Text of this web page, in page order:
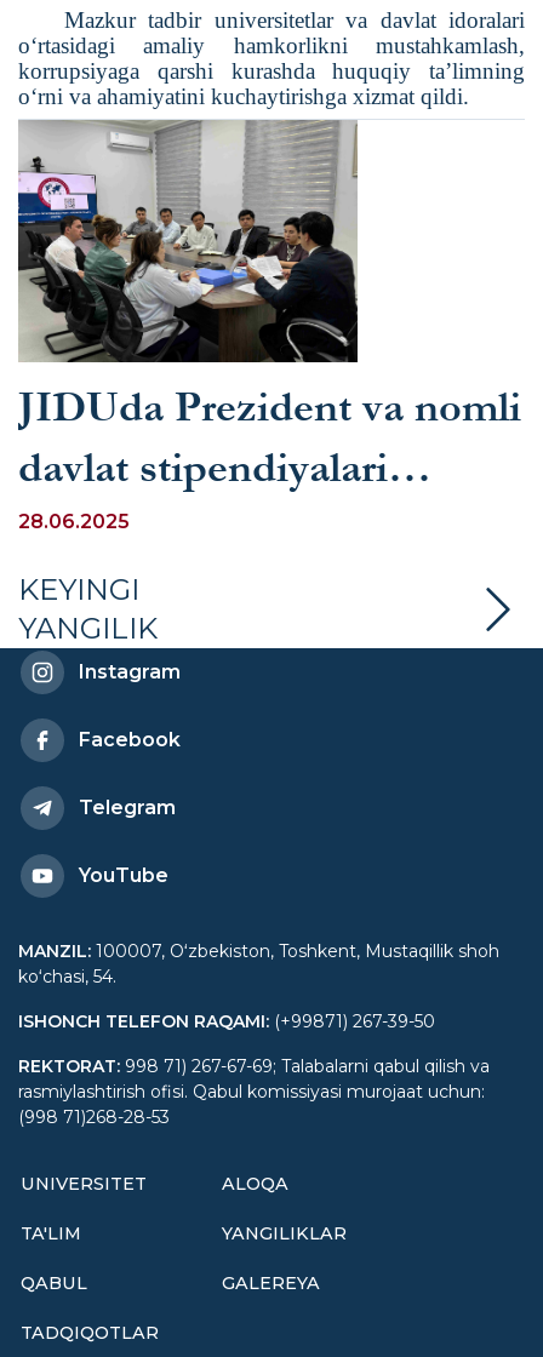
Mazkur tadbir universitetlar va davlat idoralari
o‘rtasidagi amaliy hamkorlikni mustahkamlash,
korrupsiyaga qarshi kurashda huquqiy ta’limning
o‘rni va ahamiyatini kuchaytirishga xizmat qildi.
JIDUda Prezident va nomli
davlat stipendiyalari
tanlovlarida ishtirok etish
uchun onlayn ariza
topshirish tizimi yuzasidan
seminar o‘tkazildi
28.06.2025
KEYINGI
YANGILIK
Instagram
Facebook
Telegram
YouTube
MANZIL: 100007, Oʻzbekiston, Toshkent, Mustaqillik shoh
koʻchasi, 54.
ISHONCH TELEFON RAQAMI: (+99871) 267-39-50
REKTORAT: 998 71) 267-67-69; Talabalarni qabul qilish va
rasmiylashtirish ofisi. Qabul komissiyasi murojaat uchun:
(998 71)268-28-53
UNIVERSITET
TA'LIM
QABUL
TADQIQOTLAR
ALOQA
YANGILIKLAR
GALEREYA